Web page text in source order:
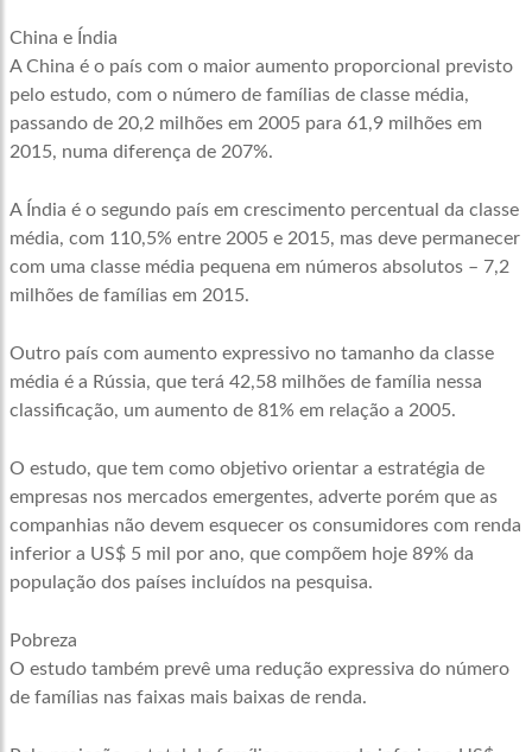
China e Índia
A China é o país com o maior aumento proporcional previsto
pelo estudo, com o número de famílias de classe média,
passando de 20,2 milhões em 2005 para 61,9 milhões em
2015, numa diferença de 207%.
A Índia é o segundo país em crescimento percentual da classe
média, com 110,5% entre 2005 e 2015, mas deve permanecer
com uma classe média pequena em números absolutos – 7,2
milhões de famílias em 2015.
Outro país com aumento expressivo no tamanho da classe
média é a Rússia, que terá 42,58 milhões de família nessa
classificação, um aumento de 81% em relação a 2005.
O estudo, que tem como objetivo orientar a estratégia de
empresas nos mercados emergentes, adverte porém que as
companhias não devem esquecer os consumidores com renda
inferior a US$ 5 mil por ano, que compõem hoje 89% da
população dos países incluídos na pesquisa.
Pobreza
O estudo também prevê uma redução expressiva do número
de famílias nas faixas mais baixas de renda.